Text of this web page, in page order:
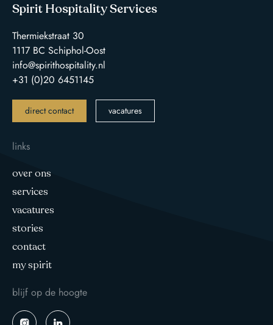
Spirit Hospitality Services
Thermiekstraat 30
1117 BC Schiphol-Oost
info@spirithospitality.nl
+31 (0)20 6451145
direct contact vacatures
links
over ons
services
vacatures
stories
contact
my spirit
blijf op de hoogte